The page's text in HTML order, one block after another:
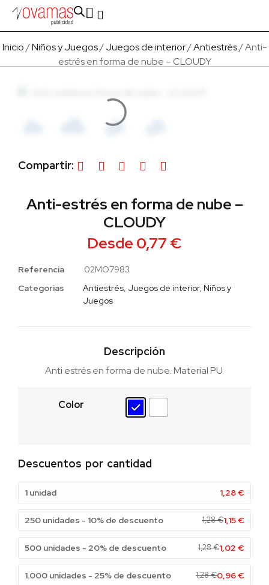
Inicio/Niños y Juegos/Juegos de interior/Antiestrés/ Anti-
estrés en forma de nube – CLOUDY
Anti-estrés en forma de nube –
CLOUDY
Desde 0,77 €
Referencia
02MO7983
Categorias
Antiestrés, Juegos de interior, Niños y
Juegos
Descripción
Anti estrés en forma de nube. Material PU.
Color
Descuentos por cantidad
1 unidad 1,28€
250 unidades - 10% de descuento 1,28€1,15€
500 unidades - 20% de descuento 1,28€1,02 €
1.000 unidades - 25% de descuento 1,28€0,96€
Compartir: